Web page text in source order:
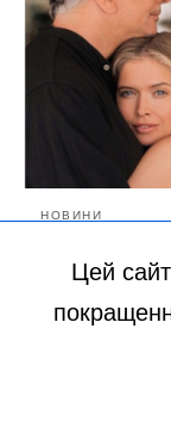
НОВИНИ
ЇїЦей